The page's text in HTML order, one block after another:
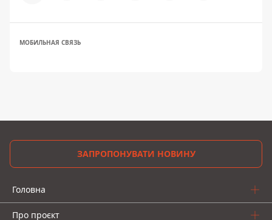
МОБИЛЬНАЯ СВЯЗЬ
ЗАПРОПОНУВАТИ НОВИНУ
Головна
Про проєкт